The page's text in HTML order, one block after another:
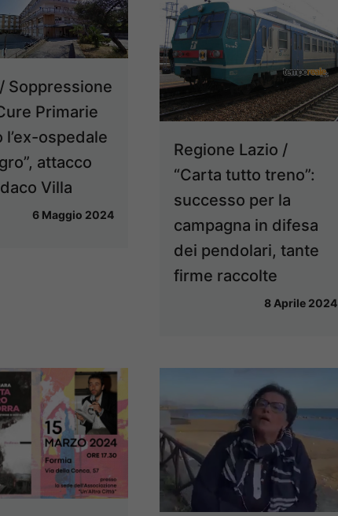
Soppressione
Primarie
l’ex-ospedale
attacco
Villa
6 Maggio 2024
Regione Lazio /
“Carta tutto treno”:
successo per la
campagna in difesa
dei pendolari, tante
firme raccolte
8 Aprile 2024